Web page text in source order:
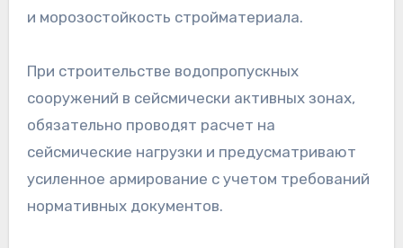
и морозостойкость стройматериала.
При строительстве водопропускных
сооружений в сейсмически активных зонах,
обязательно проводят расчет на
сейсмические нагрузки и предусматривают
усиленное армирование с учетом требований
нормативных документов.